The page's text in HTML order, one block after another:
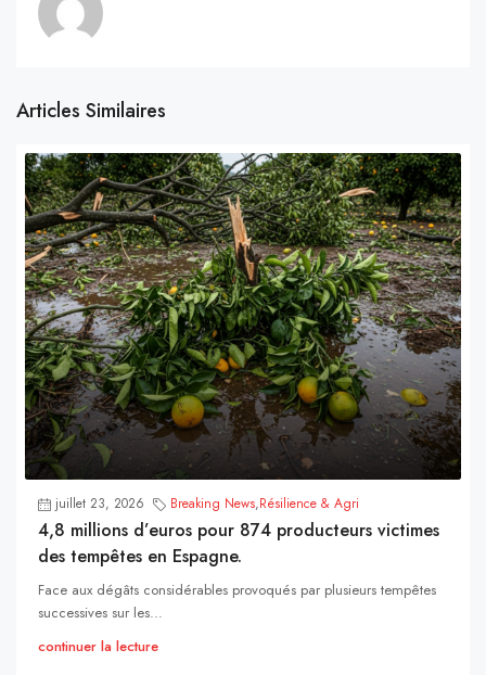
Articles Similaires
juillet 23, 2026 Breaking News,Résilience & Agri
4,8 millions d’euros pour 874 producteurs victimes
des tempêtes en Espagne.
Face aux dégâts considérables provoqués par plusieurs tempêtes
successives sur les...
continuer la lecture